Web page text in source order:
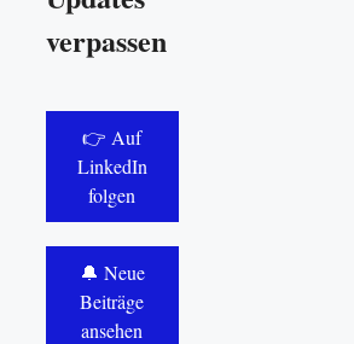
verpassen
👉 Auf
LinkedIn
folgen
🔔 Neue
Beiträge
ansehen